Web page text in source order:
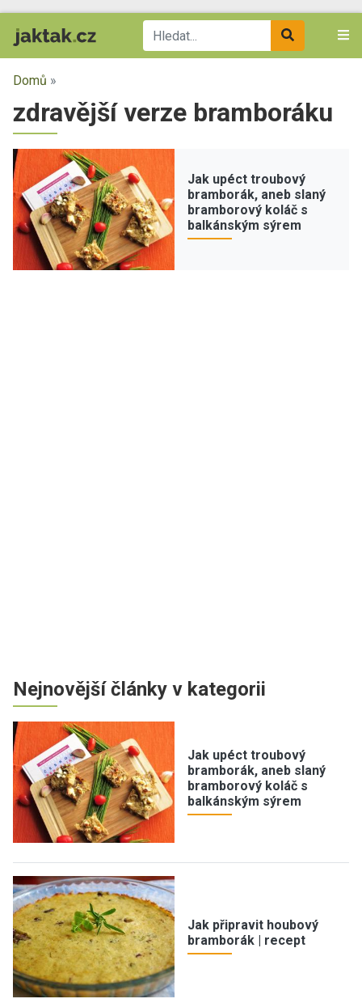
Domů »
zdravější verze bramboráku
Jak upéct troubový
bramborák, aneb slaný
bramborový koláč s
balkánským sýrem
Nejnovější články v kategorii
Jak upéct troubový
bramborák, aneb slaný
bramborový koláč s
balkánským sýrem
Jak připravit houbový
bramborák | recept